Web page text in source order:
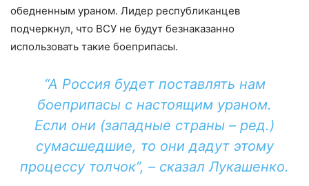
обедненным ураном. Лидер республиканцев
подчеркнул, что ВСУ не будут безнаказанно
использовать такие боеприпасы.
“А Россия будет поставлять нам
боеприпасы с настоящим ураном.
Если они (западные страны – ред.)
сумасшедшие, то они дадут этому
процессу толчок”, – сказал Лукашенко.